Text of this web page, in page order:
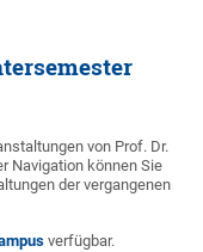
von Prof. Dr.
Navigation können Sie
der vergangenen
verfügbar.